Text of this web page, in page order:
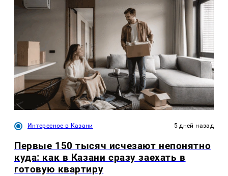
Интересное в Казани 5 дней назад
Первые 150 тысяч исчезают непонятно
куда: как в Казани сразу заехать в
готовую квартиру